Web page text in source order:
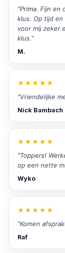
"Prima. Fijn en
klus. Op tijd
voor mij zeker
klus."
M.
★★★★★
"Vriendelijke
Nick Bambach
★★★★★
"Toppers!
op een nette
Wyko
★★★★★
"Komen
Raf